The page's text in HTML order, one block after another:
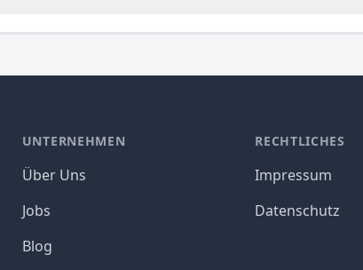
UNTERNEHMEN
Über Uns
Jobs
Blog
RECHTLICHES
Impressum
Datenschutz